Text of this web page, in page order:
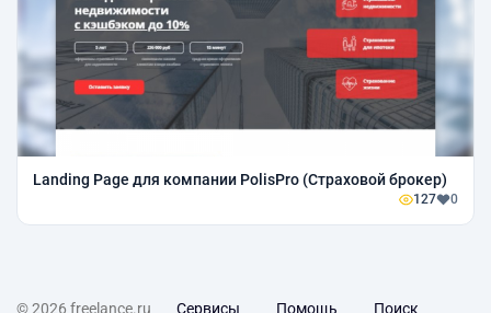
Landing Page для компании PolisPro (Страховой брокер)
127 0
© 2026 freelance.ru Сервисы Помощь Поиск